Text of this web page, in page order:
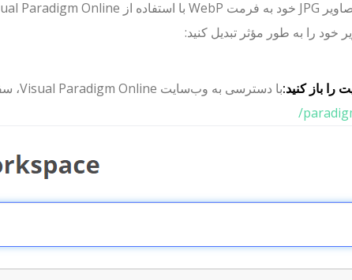
خود را به طور مؤثر تبدیل کنید:
را باز کنید:با دسترسی به وب‌سایت Visual Paradigm Online، سفر خود را آغاز کنید در